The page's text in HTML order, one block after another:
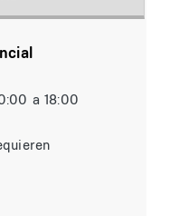
a 18:00